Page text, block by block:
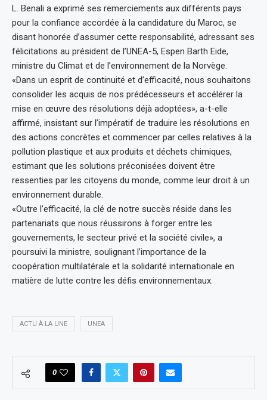
L. Benali a exprimé ses remerciements aux différents pays
pour la confiance accordée à la candidature du Maroc, se
disant honorée d’assumer cette responsabilité, adressant ses
félicitations au président de l’UNEA-5, Espen Barth Eide,
ministre du Climat et de l’environnement de la Norvège.
«Dans un esprit de continuité et d’efficacité, nous souhaitons
consolider les acquis de nos prédécesseurs et accélérer la
mise en œuvre des résolutions déjà adoptées», a-t-elle
affirmé, insistant sur l’impératif de traduire les résolutions en
des actions concrètes et commencer par celles relatives à la
pollution plastique et aux produits et déchets chimiques,
estimant que les solutions préconisées doivent être
ressenties par les citoyens du monde, comme leur droit à un
environnement durable.
«Outre l’efficacité, la clé de notre succès réside dans les
partenariats que nous réussirons à forger entre les
gouvernements, le secteur privé et la société civile», a
poursuivi la ministre, soulignant l’importance de la
coopération multilatérale et la solidarité internationale en
matière de lutte contre les défis environnementaux.
ACTU À LA UNE UNEA
0